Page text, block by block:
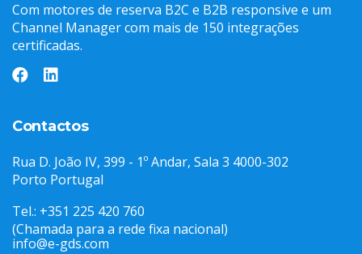
Com motores de reserva B2C e B2B responsive e um
Channel Manager com mais de 150 integrações
certificadas.
Contactos
Rua D. João IV, 399 - 1º Andar, Sala 3 4000-302
Porto Portugal
Tel.: +351 225 420 760
(Chamada para a rede fixa nacional)
info@e-gds.com